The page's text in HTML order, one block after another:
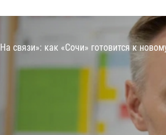
Трактор
связи»: как «Сочи» готовится к